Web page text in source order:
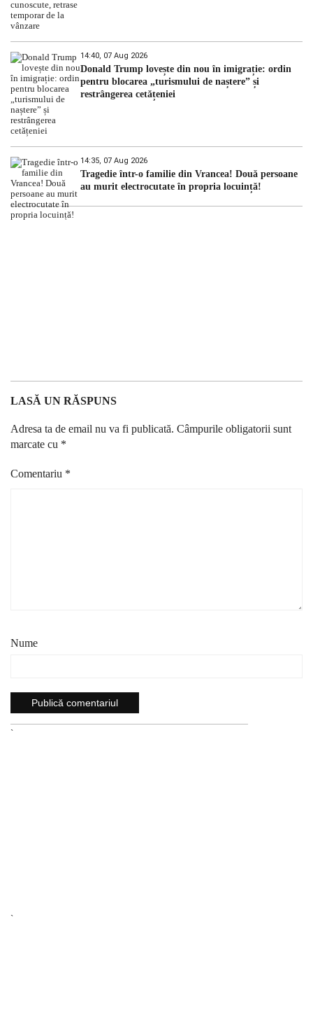
14:40, 07 Aug 2026
Donald Trump lovește din nou în imigrație: ordin
pentru blocarea „turismului de naștere” și
restrângerea cetățeniei
14:35, 07 Aug 2026
Tragedie într-o familie din Vrancea! Două persoane
au murit electrocutate în propria locuință!
LASĂ UN RĂSPUNS
Adresa ta de email nu va fi publicată. Câmpurile obligatorii sunt
marcate cu *
Comentariu *
Nume
`
`